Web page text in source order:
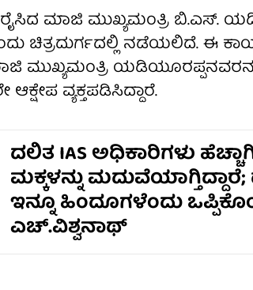
ಮಾಜಿ ಮುಖ್ಯಮಂತ್ರಿ ಬಿ.ಎಸ್.
ಚಿತ್ರದುರ್ಗದಲ್ಲಿ ನಡೆಯಲಿದೆ. ಈ
ಯಡಿಯೂರಪ್ಪನವರನ್ನು
ವ್ಯಕ್ತಪಡಿಸಿದ್ದಾರೆ.
ದಲಿತ IAS ಅಧಿಕಾರಿಗಳು ಹೆಚ್ಚಾಗಿ
ಮಕ್ಕಳನ್ನು ಮದುವೆಯಾಗ್ತಿದ್ದಾರೆ;
ಇನ್ನೂ ಹಿಂದೂಗಳೆಂದು
ಎಚ್.ವಿಶ್ವನಾಥ್